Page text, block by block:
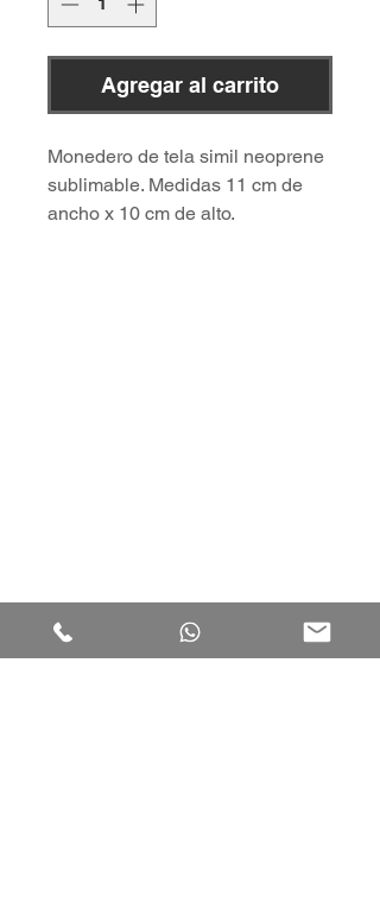
Agregar al carrito
Monedero de tela simil neoprene
sublimable. Medidas 11 cm de
ancho x 10 cm de alto.